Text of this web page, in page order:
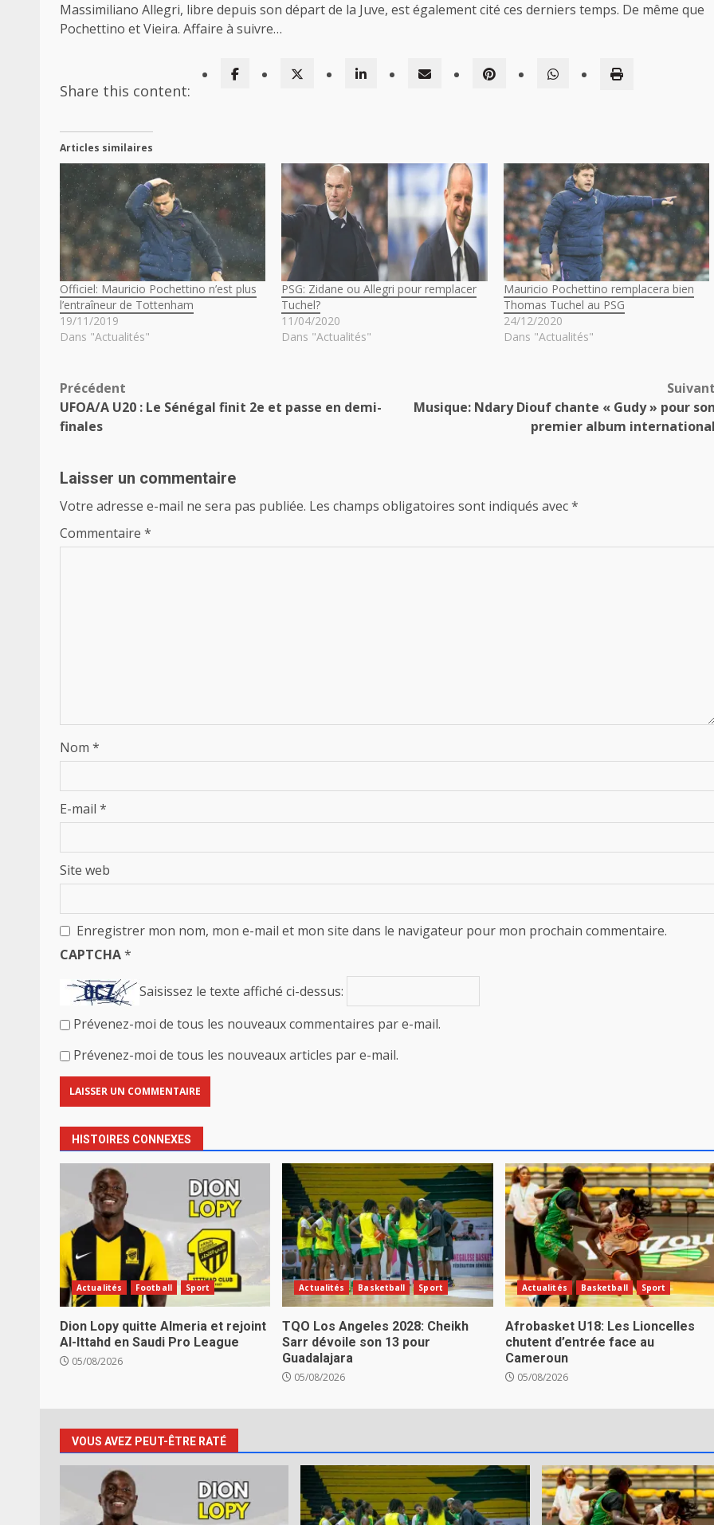
Massimiliano Allegri, libre depuis son départ de la Juve, est également cité ces derniers temps. De même que
Pochettino et Vieira. Affaire à suivre…
Share this content:
Articles similaires
Officiel: Mauricio Pochettino n’est plus
l’entraîneur de Tottenham
19/11/2019
Dans "Actualités"
PSG: Zidane ou Allegri pour remplacer
Tuchel?
11/04/2020
Dans "Actualités"
Mauricio Pochettino remplacera bien
Thomas Tuchel au PSG
24/12/2020
Dans "Actualités"
Navigation
d’article
Précédent
UFOA/A U20 : Le Sénégal finit 2e et passe en demi-
finales
Suivant
Musique: Ndary Diouf chante « Gudy » pour son
premier album international
Laisser un commentaire
Votre adresse e-mail ne sera pas publiée. Les champs obligatoires sont indiqués avec*
Commentaire *
Nom *
E-mail *
Site web
Enregistrer mon nom, mon e-mail et mon site dans le navigateur pour mon prochain commentaire.
CAPTCHA*
Saisissez le texte affiché ci-dessus:
Prévenez-moi de tous les nouveaux commentaires par e-mail.
Prévenez-moi de tous les nouveaux articles par e-mail.
HISTOIRES CONNEXES
Actualités Football Sport
Dion Lopy quitte Almeria et rejoint
Al-Ittahd en Saudi Pro League
05/08/2026
Actualités Basketball Sport
TQO Los Angeles 2028: Cheikh
Sarr dévoile son 13 pour
Guadalajara
05/08/2026
Actualités Basketball Sport
Afrobasket U18: Les Lioncelles
chutent d’entrée face au
Cameroun
05/08/2026
VOUS AVEZ PEUT-ÊTRE RATÉ